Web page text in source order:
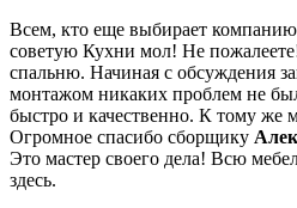
Всем, кто еще выбирает компанию
советую Кухни мол! Не
спальню. Начиная с обсуждения
монтажом никаких проблем не
быстро и качественно. К тому же
Огромное спасибо сборщику
Это мастер своего дела! Всю
здесь.